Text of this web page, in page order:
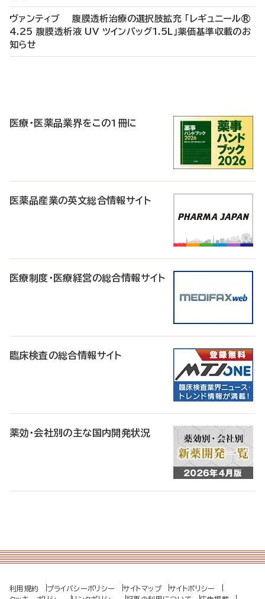
ヴァンティブ 腹膜透析治療の選択肢拡充 「レギュニール®
4.25 腹膜透析液 UV ツインバッグ1.5L」薬価基準収載のお
知らせ
医療・医薬品業界をこの1冊に
医薬品産業の英文総合情報サイト
医療制度・医療経営の総合情報サイト
臨床検査の総合情報サイト
薬効・会社別の主な国内開発状況
利用規約 プライバシーポリシー サイトマップ
サイトポリシー